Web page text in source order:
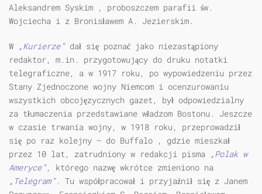
Aleksandrem Syskim , proboszczem parafii św.
Wojciecha i z Bronisławem A. Jezierskim.
W „Kurierze”dał się poznać jako niezastąpiony
redaktor, m.in. przygotowujący do druku notatki
telegraficzne, a w 1917 roku, po wypowiedzeniu przez
Stany Zjednoczone wojny Niemcom i ocenzurowaniu
wszystkich obcojęzycznych gazet, był odpowiedzialny
za tłumaczenia przedstawiane władzom Bostonu. Jeszcze
w czasie trwania wojny, w 1918 roku, przeprowadził
się po raz kolejny – do Buffalo , gdzie mieszkał
przez 10 lat, zatrudniony w redakcji pisma
„Polak w
Ameryce”, którego nazwę wkrótce zmieniono na
„Telegram”. Tu współpracował i przyjaźnił się z Janem